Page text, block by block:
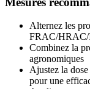
Alternez les
FRAC/
Combinez la
agronomiques
Ajustez la
pour une